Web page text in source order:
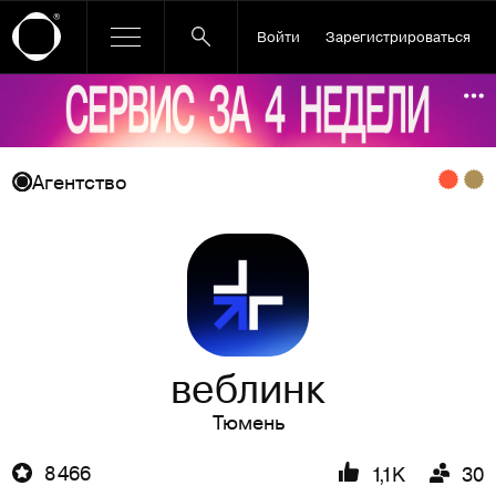
Войти Зарегистрироваться
Ссылка баннера
Агентство
веблинк
Тюмень
8 466
1,1K 30